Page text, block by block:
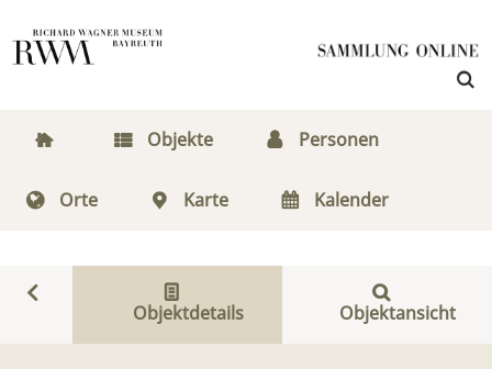
Objekte Personen
Orte Karte Kalender
Objektdetails Objektansicht